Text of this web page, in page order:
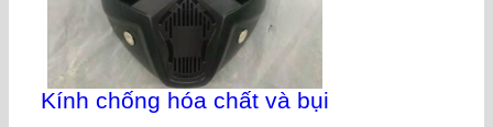
Kính chống hóa chất và bụi